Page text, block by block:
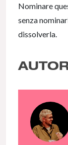
Nominare
senza
dissolverla.